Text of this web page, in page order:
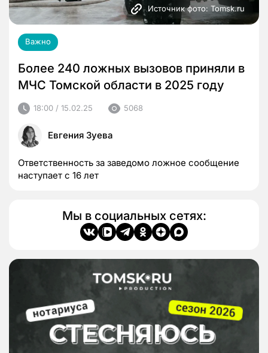
Источник фото: Tomsk.ru
Важно
Более 240 ложных вызовов приняли в
МЧС Томской области в 2025 году
18:00 / 15.02.25 5068
Евгения Зуева
Ответственность за заведомо ложное сообщение
наступает с 16 лет
Мы в социальных сетях: